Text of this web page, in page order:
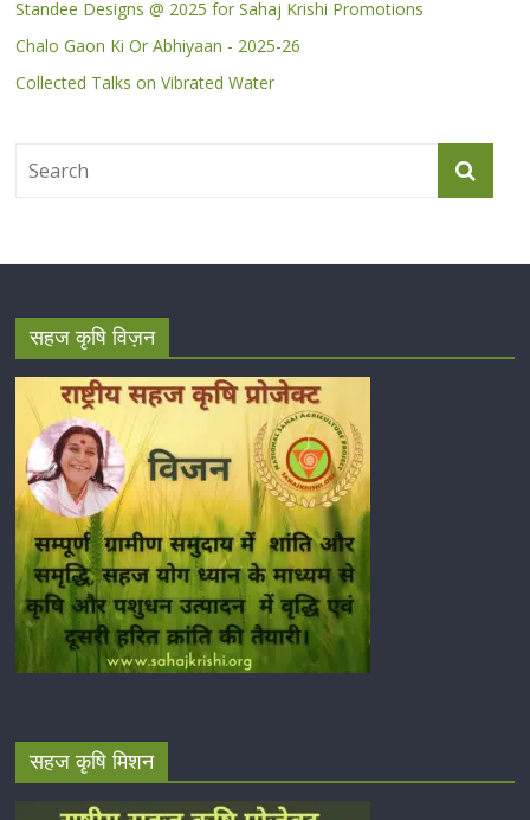
Standee Designs @ 2025 for Sahaj Krishi Promotions
Chalo Gaon Ki Or Abhiyaan - 2025-26
Collected Talks on Vibrated Water
सहज कृषि विज़न
सहज कृषि मिशन